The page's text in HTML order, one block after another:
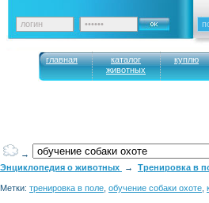
главная
каталог
животных
куплю
→
Энциклопедия о животных
→ Тренировка в
Метки: тренировка в поле обучение собаки охоте